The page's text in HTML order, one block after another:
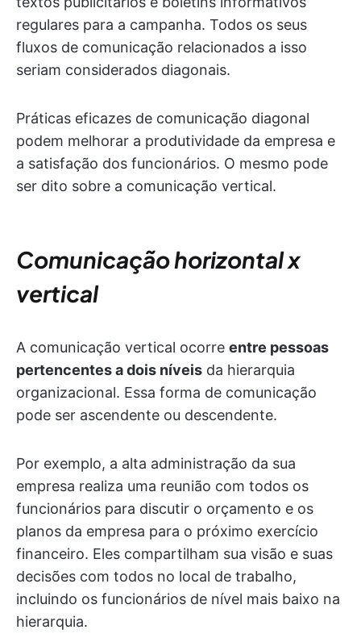
regulares para a campanha. Todos os seus
fluxos de comunicação relacionados a isso
seriam considerados diagonais.
Práticas eficazes de comunicação diagonal
podem melhorar a produtividade da empresa e
a satisfação dos funcionários. O mesmo pode
ser dito sobre a comunicação vertical.
Comunicação horizontal x
vertical
A comunicação vertical ocorre entre pessoas
pertencentes a dois níveis da hierarquia
organizacional. Essa forma de comunicação
pode ser ascendente ou descendente.
Por exemplo, a alta administração da sua
empresa realiza uma reunião com todos os
funcionários para discutir o orçamento e os
planos da empresa para o próximo exercício
financeiro. Eles compartilham sua visão e suas
decisões com todos no local de trabalho,
incluindo os funcionários de nível mais baixo na
hierarquia.